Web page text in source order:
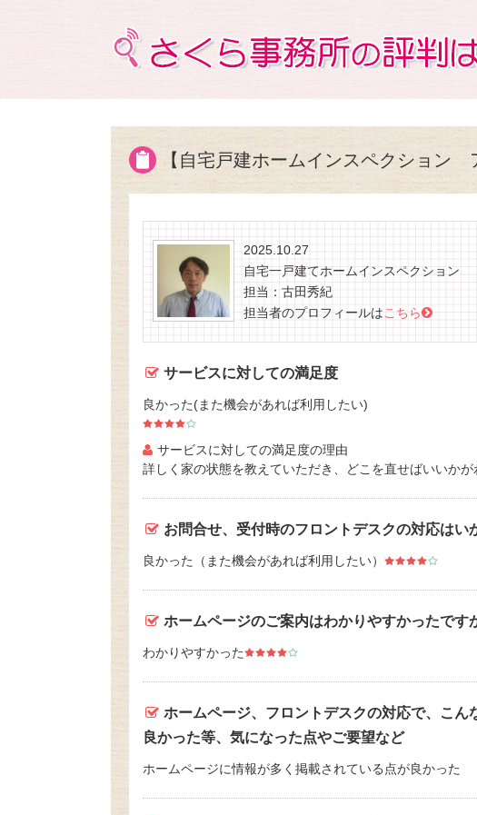
【自宅戸建ホームインスペクショ
2025.10.27
自宅一戸建てホームインスペクション
担当：古田秀紀
担当者のプロフィールはこちら
サービスに対しての満足度
良かった(また機会があれば利用したい)
サービスに対しての満足度の理由
詳しく家の状態を教えていただき、どこを直せばいいかが
お問合せ、受付時のフロントデスクの対応はい
良かった（また機会があれば利用したい）
ホームページのご案内はわかりやすかったです
わかりやすかった
ホームページ、フロントデスクの対応で、こん
良かった等、気になった点やご要望など
ホームページに情報が多く掲載されている点が良かった